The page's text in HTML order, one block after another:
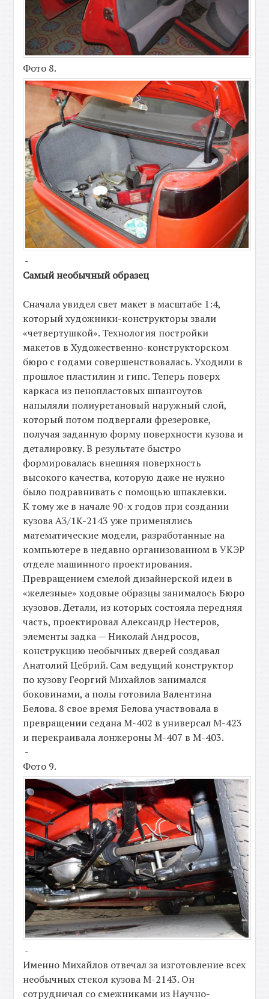
Фото 8.
-
Самый необычный образец
Сначала увидел свет макет в масштабе 1:4,
который художники-конструкторы звали
«четвертушкой». Технология постройки
макетов в Художественно-конструкторском
бюро с годами совершенствовалась. Уходили в
прошлое пластилин и гипс. Теперь поверх
каркаса из пенопластовых шпангоутов
напыляли полиуретановый наружный слой,
который потом подвергали фрезеровке,
получая заданную форму поверхности кузова и
деталировку. В результате быстро
формировалась внешняя поверхность
высокого качества, которую даже не нужно
было подравнивать с помощью шпаклевки.
К тому же в начале 90-х годов при создании
кузова A3/1K-2143 уже применялись
математические модели, разработанные на
компьютере в недавно организованном в УКЭР
отделе машинного проектирования.
Превращением смелой дизайнерской идеи в
«железные» ходовые образцы занималось Бюро
кузовов. Детали, из которых состояла передняя
часть, проектировал Александр Нестеров,
элементы задка — Николай Андросов,
конструкцию необычных дверей создавал
Анатолий Цебрий. Сам ведущий конструктор
по кузову Георгий Михайлов занимался
боковинами, а полы готовила Валентина
Белова. 8 свое время Белова участвовала в
превращении седана М-402 в универсал М-423
и перекраивала лонжероны М-407 в М-403.
-
Фото 9.
-
Именно Михайлов отвечал за изготовление всех
необычных стекол кузова М-2143. Он
сотрудничал со смежниками из Научно-